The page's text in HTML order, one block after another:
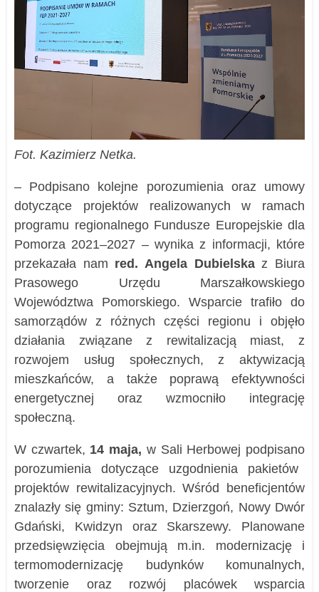
Fot. Kazimierz Netka.
– Podpisano kolejne porozumienia oraz umowy
dotyczące projektów realizowanych w ramach
programu regionalnego Fundusze Europejskie dla
Pomorza 2021–2027 – wynika z informacji, które
przekazała nam red. Angela Dubielska z Biura
Prasowego Urzędu Marszałkowskiego
Województwa Pomorskiego. Wsparcie trafiło do
samorządów z różnych części regionu i objęło
działania związane z rewitalizacją miast, z
rozwojem usług społecznych, z aktywizacją
mieszkańców, a także poprawą efektywności
energetycznej oraz wzmocniło integrację
społeczną.
W czwartek, 14 maja, w Sali Herbowej podpisano
porozumienia dotyczące uzgodnienia pakietów
projektów rewitalizacyjnych. Wśród beneficjentów
znalazły się gminy: Sztum, Dzierzgoń, Nowy Dwór
Gdański, Kwidzyn oraz Skarszewy. Planowane
przedsięwzięcia obejmują m.in. modernizację i
termomodernizację budynków komunalnych,
tworzenie oraz rozwój placówek wsparcia